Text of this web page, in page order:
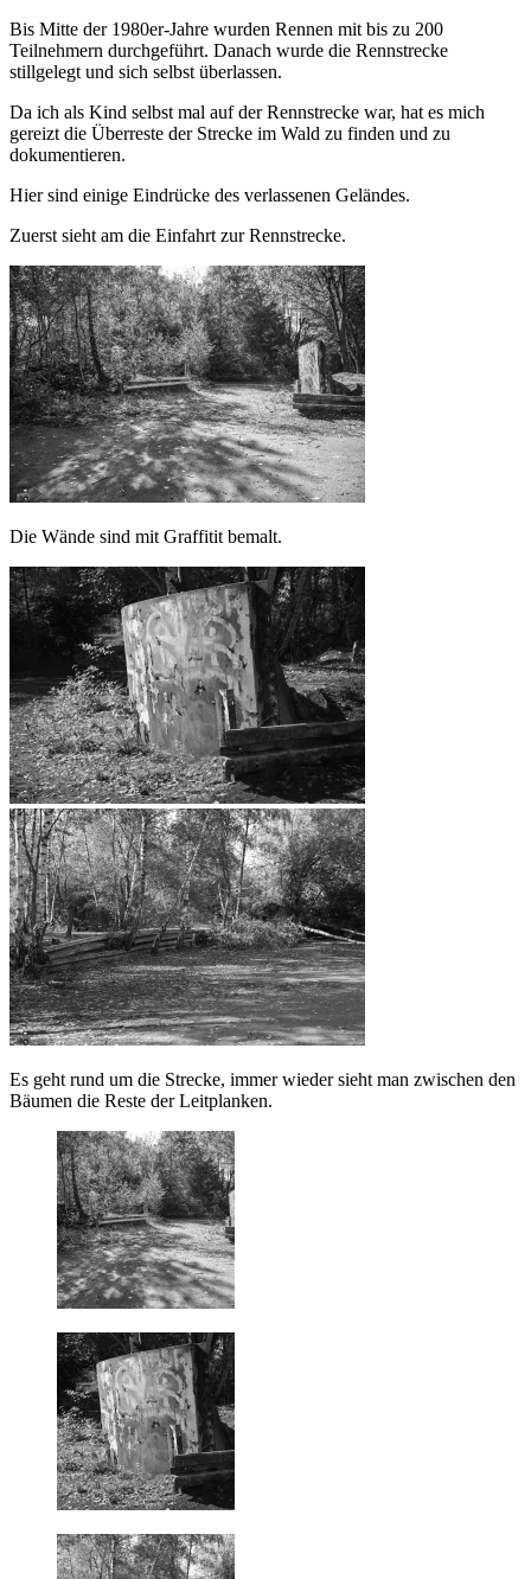
Bis Mitte der 1980er-Jahre wurden Rennen mit bis zu 200
Teilnehmern durchgeführt. Danach wurde die Rennstrecke
stillgelegt und sich selbst überlassen.
Da ich als Kind selbst mal auf der Rennstrecke war, hat es mich
gereizt die Überreste der Strecke im Wald zu finden und zu
dokumentieren.
Hier sind einige Eindrücke des verlassenen Geländes.
Zuerst sieht am die Einfahrt zur Rennstrecke.
Die Wände sind mit Graffitit bemalt.
Es geht rund um die Strecke, immer wieder sieht man zwischen den
Bäumen die Reste der Leitplanken.